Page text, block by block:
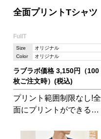
全面プリントTシャツ
FullT
Size
オリジナル
Color
オリジナル
ラブラボ価格 3,150円（100
枚ご注文時）(税込)
プリント範囲制限なし!全
面にプリントができる夢
通気性抜群、軽くて動き